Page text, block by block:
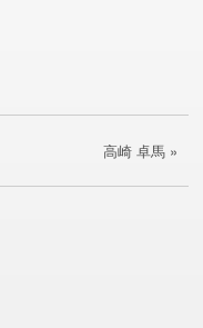
高崎 卓馬 »